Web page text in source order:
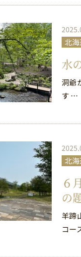
北
水
洞爺
す …
北
６
の
羊蹄
コー